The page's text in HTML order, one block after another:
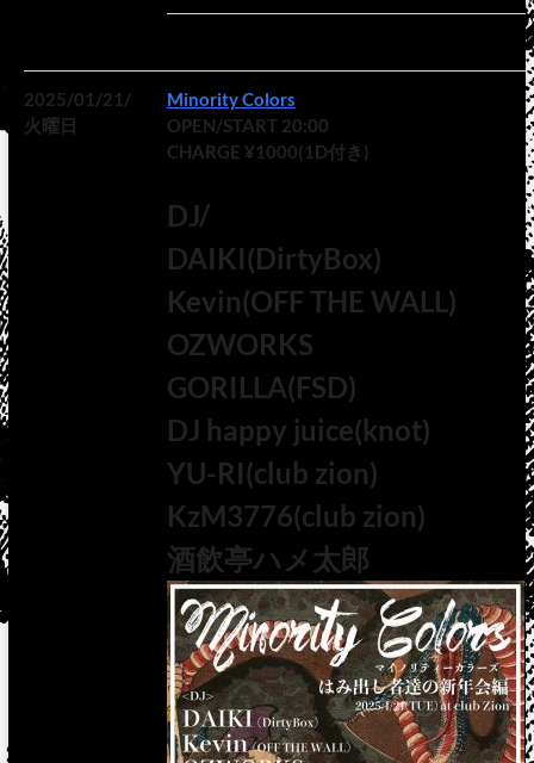
2025/01/21/
火曜日
Minority Colors
OPEN/START 20:00
CHARGE ¥1000(1D付き)
DJ/
DAIKI(DirtyBox)
Kevin(OFF THE WALL)
OZWORKS
GORILLA(FSD)
DJ happy juice(knot)
YU-RI(club zion)
KzM3776(club zion)
酒飲亭ハメ太郎